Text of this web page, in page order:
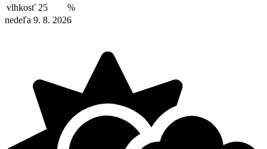
vlhkosť 25
%
nedeľa 9. 8. 2026